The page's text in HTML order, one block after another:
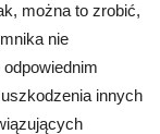
można to zrobić,
nie
innych